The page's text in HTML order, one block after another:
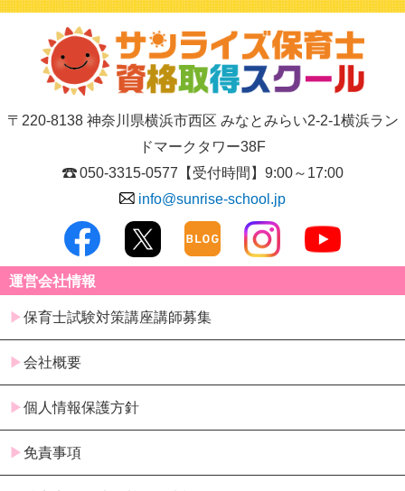
〒220-8138 神奈川県横浜市西区 みなとみらい2-2-1横浜ラン
ドマークタワー38F
050-3315-0577 【受付時間】9:00～17:00
info@sunrise-school.jp
運営会社情報
保育士試験対策講座講師募集
会社概要
個人情報保護方針
免責事項